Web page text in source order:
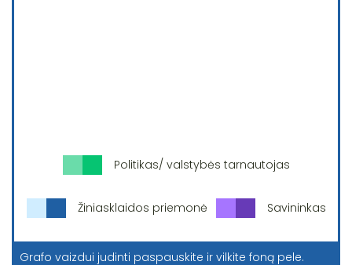
Politikas/ valstybės tarnautojas
Žiniasklaidos priemonė Savininkas
Grafo vaizdui judinti paspauskite ir vilkite foną pele.